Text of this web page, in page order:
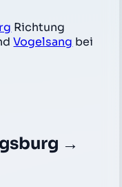
Richtung
Vogelsang bei
→